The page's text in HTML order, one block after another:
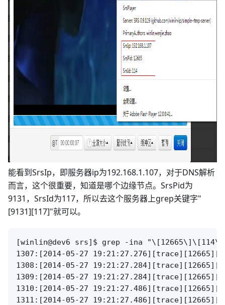
能看到SrsIp，即服务器ip为192.168.1.107，对于DNS解析
而言，这个很重要，知道是哪个边缘节点。SrsPid为
9131，SrsId为117，所以去这个服务器上grep关键字"
[9131][117]"就可以。
[winlin@dev6 srs]$ grep -ina
1307:[2014-05-27
1308:[2014-05-27
1309:[2014-05-27
1310:[2014-05-27
1311:[2014-05-27